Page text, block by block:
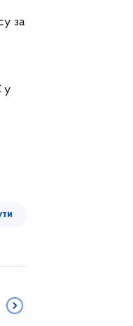
за
у